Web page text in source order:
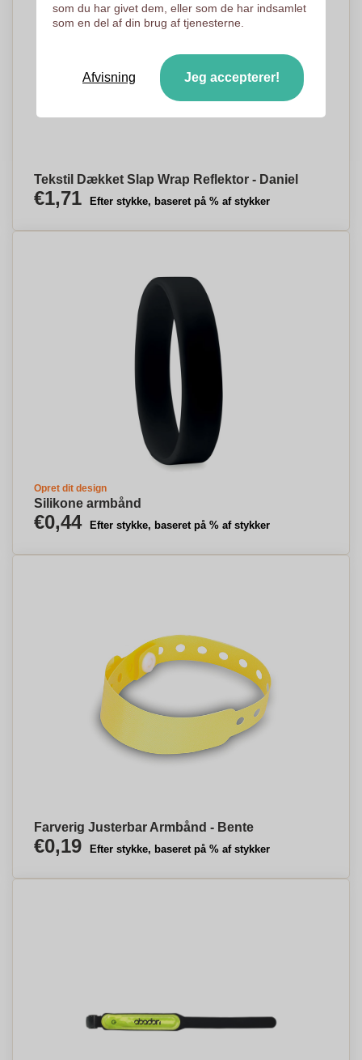
Tekstil Dækket Slap Wrap Reflektor - Daniel
€1,71 Efter stykke, baseret på % af stykker
Opret dit design
Silikone armbånd
€0,44 Efter stykke, baseret på % af stykker
Farverig Justerbar Armbånd - Bente
€0,19 Efter stykke, baseret på % af stykker
som du har givet dem, eller som de har indsamlet
som en del af din brug af tjenesterne.
Afvisning Jeg accepterer!